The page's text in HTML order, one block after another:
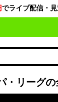
でライブ配信・
・リーグ